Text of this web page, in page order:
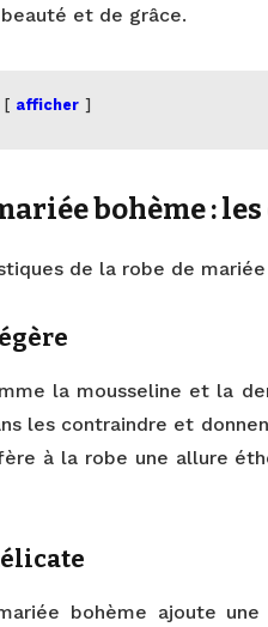
et de grâce.
afficher
bohème :
de la robe de
la mousseline et la
les contraindre et
à la robe une allure
bohème ajoute